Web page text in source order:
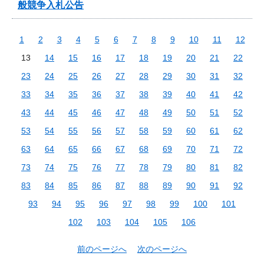
般競争入札公告
1 2 3 4 5 6 7 8 9 10 11
12
13
14 15 16 17 18 19 20 21
22
23
24 25 26 27 28 29 30 31
32
33
34 35 36 37 38 39 40 41
42
43
44 45 46 47 48 49 50 51
52
53
54 55 56 57 58 59 60 61
62
63
64 65 66 67 68 69 70 71
72
73
74 75 76 77 78 79 80 81
82
83
84 85 86 87 88 89 90 91
92
93
94 95 96 97 98 99 100
101
102
103 104 105 106
前のページへ 次のページへ